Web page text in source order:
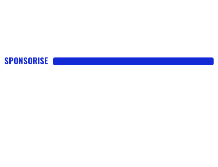
SPONSORISE